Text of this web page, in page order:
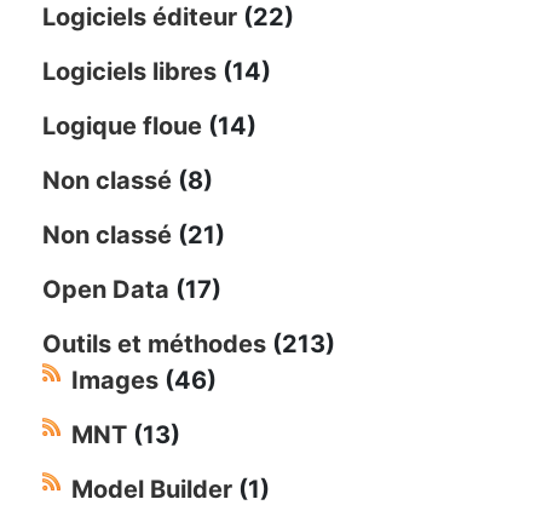
Logiciels éditeur (22)
Logiciels libres (14)
Logique floue (14)
Non classé (8)
Non classé (21)
Open Data (17)
Outils et méthodes (213)
Images (46)
MNT (13)
Model Builder (1)